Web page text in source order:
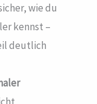
wie du
kennst –
deutlich